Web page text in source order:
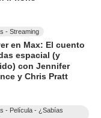
- Streaming
en Max: El cuento
espacial (y
con Jennifer
y Chris Pratt
- Película - ¿Sabías